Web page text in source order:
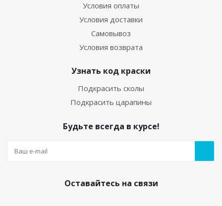
Условия оплаты
Условия доставки
Самовывоз
Условия возврата
Узнать код краски
Подкрасить сколы
Подкрасить царапины
Будьте всегда в курсе!
Оставайтесь на связи